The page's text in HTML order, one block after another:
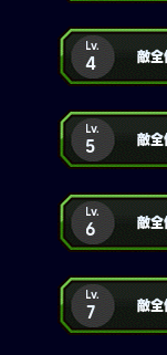
敵
Lv.
4
敵
Lv.
5
敵
Lv.
6
敵
Lv.
7